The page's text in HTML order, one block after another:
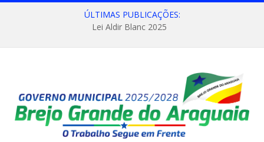
ÚLTIMAS PUBLICAÇÕES:
Lei Aldir Blanc 2025